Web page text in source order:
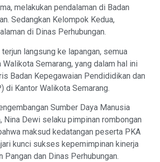
melakukan pendalaman di Badan
Sedangkan Kelompok Kedua,
di Dinas Perhubungan.
langsung ke lapangan, semua
Semarang, yang dalam hal ini
Badan Kepegawaian Pendididikan dan
di Kantor Walikota Semarang.
Sumber Daya Manusia
Nina Dewi selaku pimpinan rombongan
maksud kedatangan peserta PKA
kunci sukses kepemimpinan kinerja
Pangan dan Dinas Perhubungan.